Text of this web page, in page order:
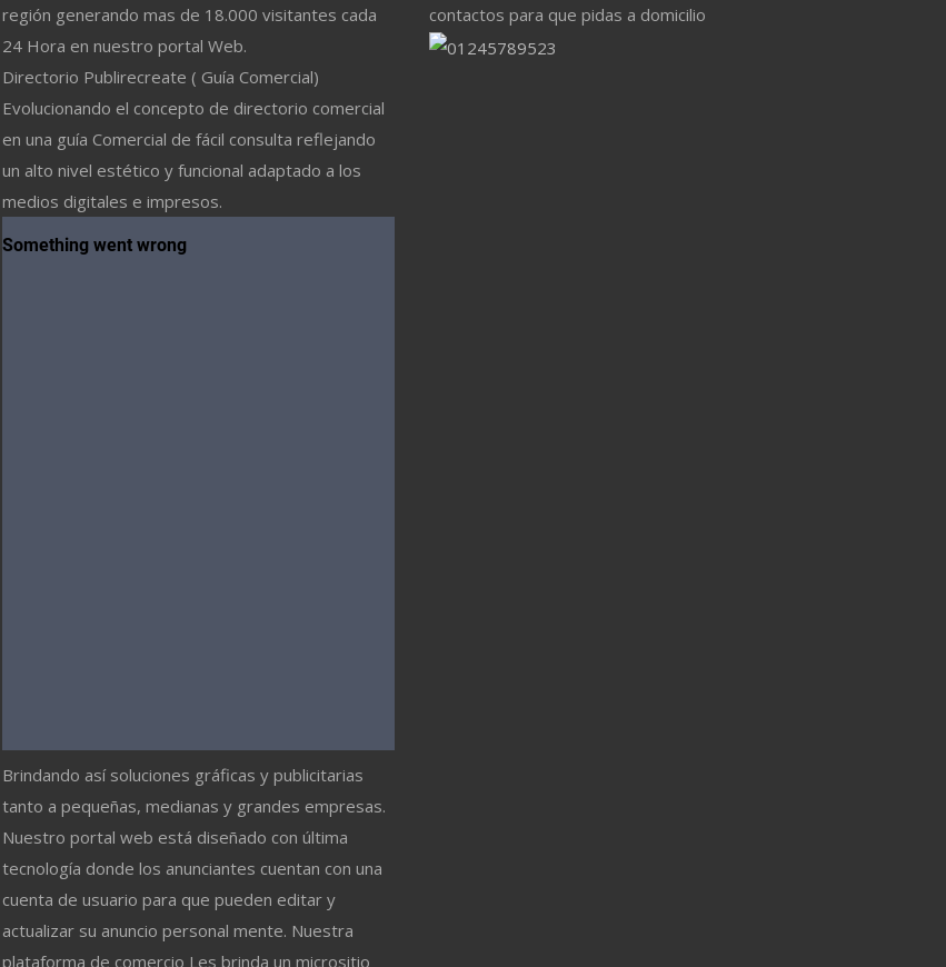
región generando mas de 18.000 visitantes cada
24 Hora en nuestro portal Web.
Directorio Publirecreate ( Guía Comercial)
Evolucionando el concepto de directorio comercial
en una guía Comercial de fácil consulta reflejando
un alto nivel estético y funcional adaptado a los
medios digitales e impresos.
Brindando así soluciones gráficas y publicitarias
tanto a pequeñas, medianas y grandes empresas.
Nuestro portal web está diseñado con última
tecnología donde los anunciantes cuentan con una
cuenta de usuario para que pueden editar y
actualizar su anuncio personal mente. Nuestra
plataforma de comercio Les brinda un micrositio
contactos para que pidas a domicilio